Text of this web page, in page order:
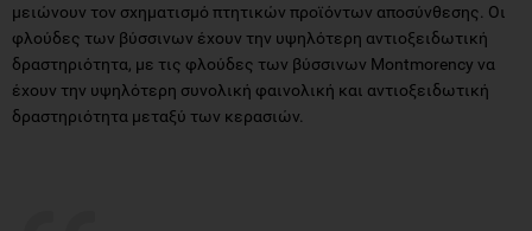
μειώνουν τον σχηματισμό πτητικών προϊόντων αποσύνθεσης. Οι
φλούδες των βύσσινων έχουν την υψηλότερη αντιοξειδωτική
δραστηριότητα, με τις φλούδες των βύσσινων Montmorency να
έχουν την υψηλότερη συνολική φαινολική και αντιοξειδωτική
δραστηριότητα μεταξύ των κερασιών.